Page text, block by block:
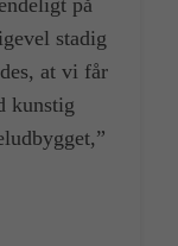
stadig
at vi får
kunstig